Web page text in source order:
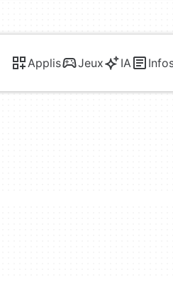
Applis Jeux IA